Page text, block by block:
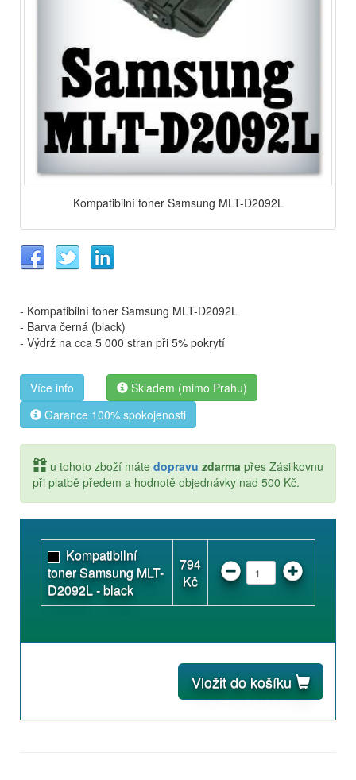
Kompatibilní toner Samsung MLT-D2092L
- Kompatibilní toner Samsung MLT-D2092L
- Barva černá (black)
- Výdrž na cca 5 000 stran při 5% pokrytí
Více info
Skladem (mimo Prahu)
Garance 100% spokojenosti
u tohoto zboží máte dopravu zdarma přes Zásilkovnu
při platbě předem a hodnotě objednávky nad 500 Kč.
Kompatibilní
toner Samsung MLT-
D2092L - black
794
Kč
Vložit do košíku